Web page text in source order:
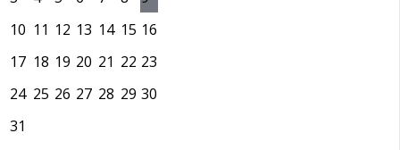
10 11 12 13 14 15 16
17 18 19 20 21 22 23
24 25 26 27 28 29 30
31